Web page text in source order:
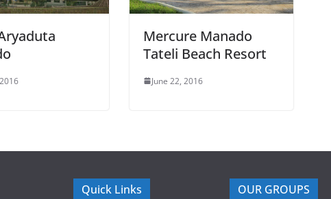
Mercure Manado
Tateli Beach Resort
June 22, 2016
Quick Links OUR GROUPS